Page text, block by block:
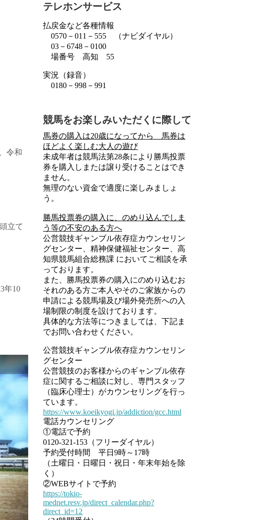
令和
立て
年10
テレホンサービス
払戻金など各種情報
0570－011－555 （ナビダイヤル）
03－6748－0100
場番号 高知 55
実況（録音）
0180－998－991
競馬をお楽しみいただくに際して
馬券の購入は20歳になってから 馬券は
ほどよく楽しむ大人の遊び
未成年者は競馬法第28条により勝馬投票
券を購入しまたは譲り受けることはでき
ません。
無理のない資金で適度に楽しみましょ
う。
勝馬投票券の購入に、のめり込んでしま
う等の不安のある方へ
公営競技ギャンブル依存症カウンセリン
グセンター、精神保健福祉センター、高
知県競馬組合総務課 においてご相談を承
っております。
また、勝馬投票券の購入にのめり込むお
それのある方ご本人やそのご家族からの
申請による競馬場及び場外発売所への入
場制限の制度を設けております。
具体的な方法等につきましては、下記ま
でお問い合わせください。
公営競技ギャンブル依存症カウンセリン
グセンター
公営競技のお客様からのギャンブル依存
症に関するご相談に対し、専門スタッフ
（臨床心理士）がカウンセリングを行っ
ています。
https://www.koeikyogi.jp/addiction/gcc.html
電話カウンセリング
①電話で予約
0120-321-153（フリーダイヤル）
予約受付時間 平日9時～17時
（土曜日・日曜日・祝日・年末年始を除
く）
②WEBサイトで予約
https://tokio-
mednet.resv.jp/direct_calendar.php?
direct_id=12